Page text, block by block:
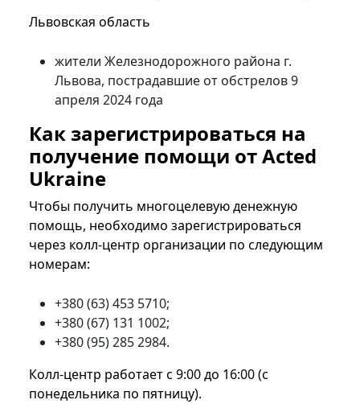
Львовская область
жители Железнодорожного района г.
Львова, пострадавшие от обстрелов 9
апреля 2024 года
Как зарегистрироваться на
получение помощи от Acted
Ukraine
Чтобы получить многоцелевую денежную
помощь, необходимо зарегистрироваться
через колл-центр организации по следующим
номерам:
+380 (63) 453 5710;
+380 (67) 131 1002;
+380 (95) 285 2984.
Колл-центр работает с 9:00 до 16:00 (с
понедельника по пятницу).